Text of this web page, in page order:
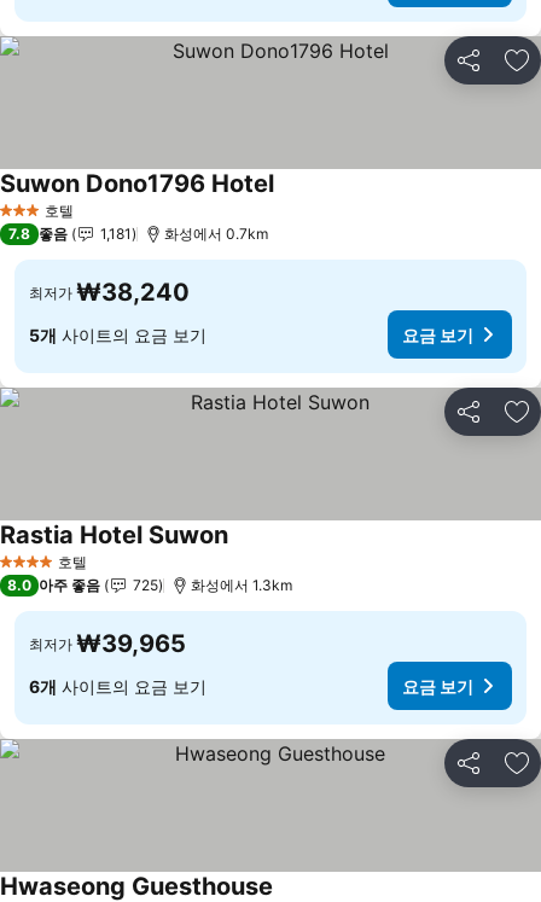
공유 즐
3 성급 호텔
Suwon Dono1796 Hotel요금 보기
7.8 좋음 1,181 화성에서 0.7km
최저가 ₩38,240
5개 사이트의 요금 보기 요금 보기
공유 즐
4 성급 호텔
Rastia Hotel Suwon요금 보기
8.0 아주 좋음 725 화성에서 1.3km
최저가 ₩39,965
6개 사이트의 요금 보기 요금 보기
공유 즐
Hwaseong Guesthouse